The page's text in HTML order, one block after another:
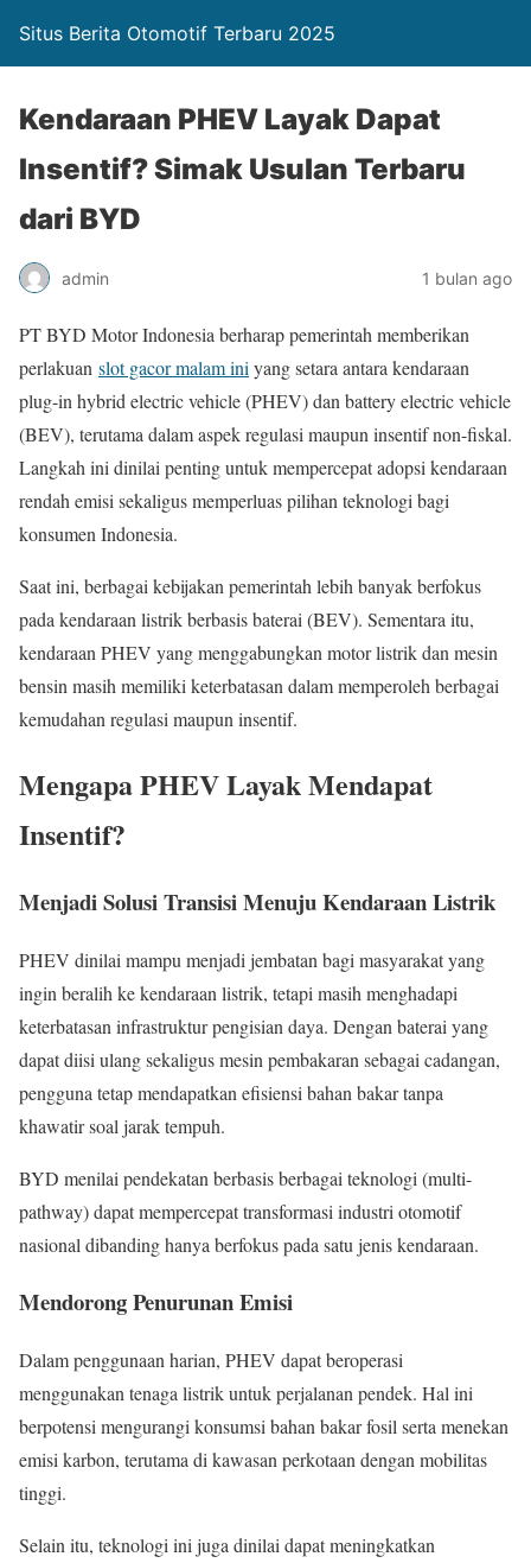
Situs Berita Otomotif Terbaru 2025
Kendaraan PHEV Layak Dapat
Insentif? Simak Usulan Terbaru
dari BYD
admin 1 bulan ago
PT BYD Motor Indonesia berharap pemerintah memberikan
perlakuan slot gacor malam ini yang setara antara kendaraan
plug-in hybrid electric vehicle (PHEV) dan battery electric vehicle
(BEV), terutama dalam aspek regulasi maupun insentif non-fiskal.
Langkah ini dinilai penting untuk mempercepat adopsi kendaraan
rendah emisi sekaligus memperluas pilihan teknologi bagi
konsumen Indonesia.
Saat ini, berbagai kebijakan pemerintah lebih banyak berfokus
pada kendaraan listrik berbasis baterai (BEV). Sementara itu,
kendaraan PHEV yang menggabungkan motor listrik dan mesin
bensin masih memiliki keterbatasan dalam memperoleh berbagai
kemudahan regulasi maupun insentif.
Mengapa PHEV Layak Mendapat
Insentif?
Menjadi Solusi Transisi Menuju Kendaraan Listrik
PHEV dinilai mampu menjadi jembatan bagi masyarakat yang
ingin beralih ke kendaraan listrik, tetapi masih menghadapi
keterbatasan infrastruktur pengisian daya. Dengan baterai yang
dapat diisi ulang sekaligus mesin pembakaran sebagai cadangan,
pengguna tetap mendapatkan efisiensi bahan bakar tanpa
khawatir soal jarak tempuh.
BYD menilai pendekatan berbasis berbagai teknologi (multi-
pathway) dapat mempercepat transformasi industri otomotif
nasional dibanding hanya berfokus pada satu jenis kendaraan.
Mendorong Penurunan Emisi
Dalam penggunaan harian, PHEV dapat beroperasi
menggunakan tenaga listrik untuk perjalanan pendek. Hal ini
berpotensi mengurangi konsumsi bahan bakar fosil serta menekan
emisi karbon, terutama di kawasan perkotaan dengan mobilitas
tinggi.
Selain itu, teknologi ini juga dinilai dapat meningkatkan